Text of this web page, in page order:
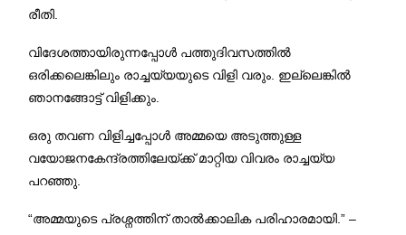
രീതി.
വിദേശത്തായിരുന്നപ്പോള്‍ പത്തുദിവസത്തില്‍
ഒരിക്കലെങ്കിലും രാച്ചയ്യയുടെ വിളി വരും. ഇല്ലെങ്കില്‍
ഞാനങ്ങോട്ട് വിളിക്കും.
ഒരു തവണ വിളിച്ചപ്പോള്‍ അമ്മയെ അടുത്തുള്ള
വയോജനകേന്ദ്രത്തിലേയ്ക്ക് മാറ്റിയ വിവരം രാച്ചയ്യ
പറഞ്ഞു.
“അമ്മയുടെ പ്രശ്നത്തിന് താല്‍ക്കാലിക പരിഹാരമായി.” –